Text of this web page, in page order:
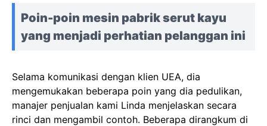
Poin-poin mesin pabrik serut kayu
yang menjadi perhatian pelanggan ini
Selama komunikasi dengan klien UEA, dia
mengemukakan beberapa poin yang dia pedulikan,
manajer penjualan kami Linda menjelaskan secara
rinci dan mengambil contoh. Beberapa dirangkum di